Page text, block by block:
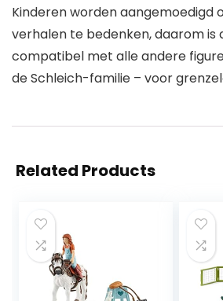
Kinderen worden aangemoedigd
verhalen te bedenken, daarom is
compatibel met alle andere
de Schleich-familie – voor
Related Products